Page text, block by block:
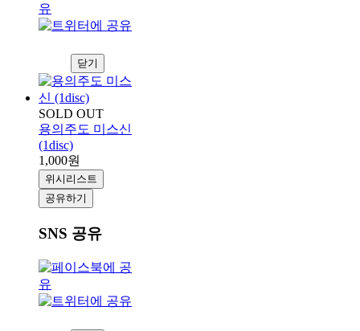
닫기
SOLD OUT
용의주도 미스신
(1disc)
1,000원
위시리스트
공유하기
SNS 공유